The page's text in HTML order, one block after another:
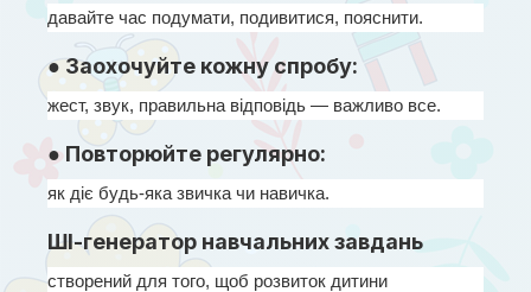
давайте час подумати, подивитися, пояснити.
● Заохочуйте кожну спробу:
жест, звук, правильна відповідь — важливо все.
● Повторюйте регулярно:
як діє будь-яка звичка чи навичка.
ШІ-генератор навчальних завдань
створений для того, щоб розвиток дитини